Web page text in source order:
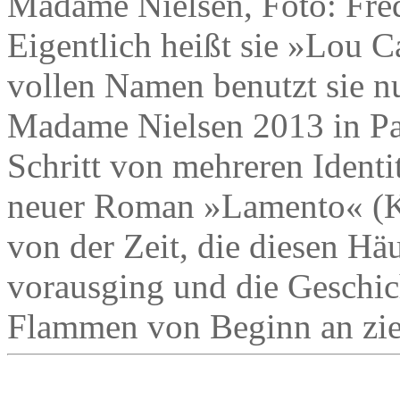
Eigentlich heißt sie »Lou
vollen Namen benutzt sie
Madame Nielsen 2013 in
Schritt von mehreren
neuer Roman »Lamento«
von der Zeit, die diesen
vorausging und die
Flammen von Beginn an